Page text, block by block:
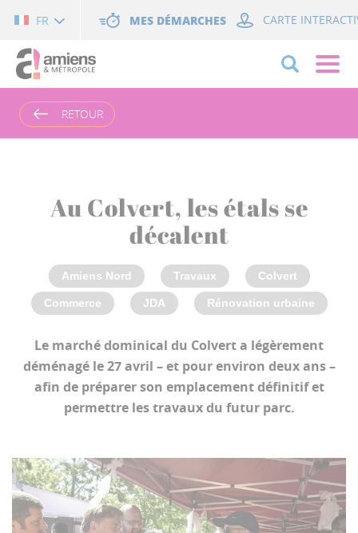
FR MES DÉMARCHES CARTE
RETOUR
Au Colvert, les étals se
décalent
Amiens Nord Travaux Colvert
Commerce JDA Rénovation urbaine
Le marché dominical du Colvert a légèrement
déménagé le 27 avril – et pour environ deux ans –
afin de préparer son emplacement définitif et
permettre les travaux du futur parc.